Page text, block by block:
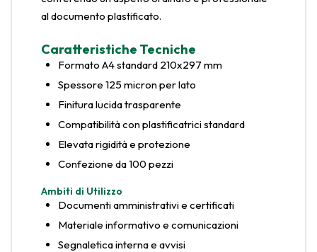
al documento plastificato.
Caratteristiche Tecniche
Formato A4 standard 210x297 mm
Spessore 125 micron per lato
Finitura lucida trasparente
Compatibilità con plastificatrici standard
Elevata rigidità e protezione
Confezione da 100 pezzi
Ambiti di Utilizzo
Documenti amministrativi e certificati
Materiale informativo e comunicazioni
Segnaletica interna e avvisi